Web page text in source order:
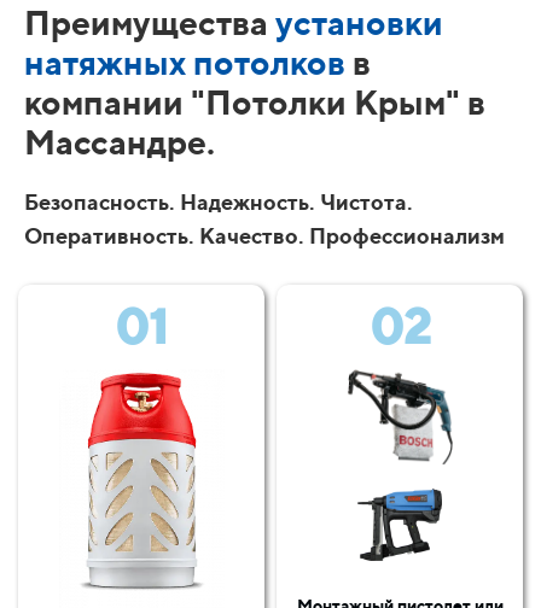
Преимущества установки
натяжных потолков в
компании "Потолки Крым" в
Массандре.
Безопасность. Надежность. Чистота.
Оперативность. Качество. Профессионализм
01 02